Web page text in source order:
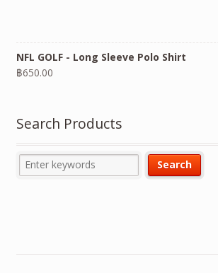
NFL GOLF - Long Sleeve Polo Shirt
฿650.00
Search Products